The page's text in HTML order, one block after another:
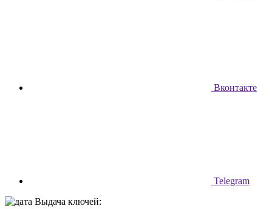
Вконтакте
Telegram
Выдача ключей: